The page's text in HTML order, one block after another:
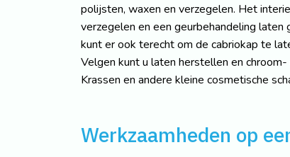
polijsten, waxen en verzegelen. Het
verzegelen en een geurbehandeling
kunt er ook terecht om de cabriokap te
Velgen kunt u laten herstellen en
Krassen en andere kleine cosmetische
Werkzaamheden op